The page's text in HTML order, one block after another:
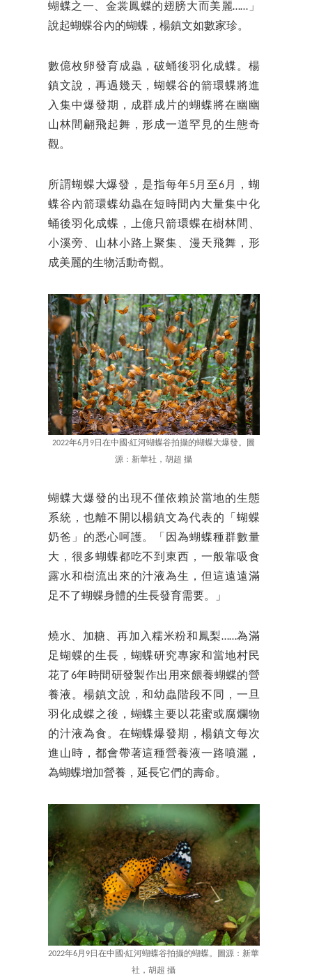
蝴蝶之一、金裳鳳蝶的翅膀大而美麗……」
說起蝴蝶谷內的蝴蝶，楊鎮文如數家珍。
數億枚卵發育成蟲，破蛹後羽化成蝶。楊
鎮文說，再過幾天，蝴蝶谷的箭環蝶將進
入集中爆發期，成群成片的蝴蝶將在幽幽
山林間翩飛起舞，形成一道罕見的生態奇
觀。
所謂蝴蝶大爆發，是指每年5月至6月，蝴
蝶谷內箭環蝶幼蟲在短時間內大量集中化
蛹後羽化成蝶，上億只箭環蝶在樹林間、
小溪旁、山林小路上聚集、漫天飛舞，形
成美麗的生物活動奇觀。
2022年6月9日在中國·紅河蝴蝶谷拍攝的蝴蝶大爆發。圖
源：新華社，胡超 攝
蝴蝶大爆發的出現不僅依賴於當地的生態
系統，也離不開以楊鎮文為代表的「蝴蝶
奶爸」的悉心呵護。「因為蝴蝶種群數量
大，很多蝴蝶都吃不到東西，一般靠吸食
露水和樹流出來的汁液為生，但這遠遠滿
足不了蝴蝶身體的生長發育需要。」
燒水、加糖、再加入糯米粉和鳳梨……為滿
足蝴蝶的生長，蝴蝶研究專家和當地村民
花了6年時間研發製作出用來餵養蝴蝶的營
養液。楊鎮文說，和幼蟲階段不同，一旦
羽化成蝶之後，蝴蝶主要以花蜜或腐爛物
的汁液為食。在蝴蝶爆發期，楊鎮文每次
進山時，都會帶著這種營養液一路噴灑，
為蝴蝶增加營養，延長它們的壽命。
2022年6月9日在中國·紅河蝴蝶谷拍攝的蝴蝶。圖源：新華
社，胡超 攝